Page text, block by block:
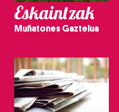
Eskaintzak
Muñatones Gaztelua